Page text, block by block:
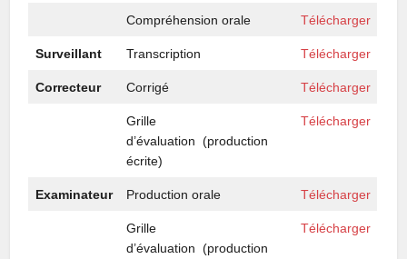
Compréhension orale Télécharger
Surveillant Transcription Télécharger
Correcteur Corrigé Télécharger
Grille
d’évaluation (production
écrite)
Télécharger
Examinateur Production orale Télécharger
Grille
d’évaluation (production
Télécharger